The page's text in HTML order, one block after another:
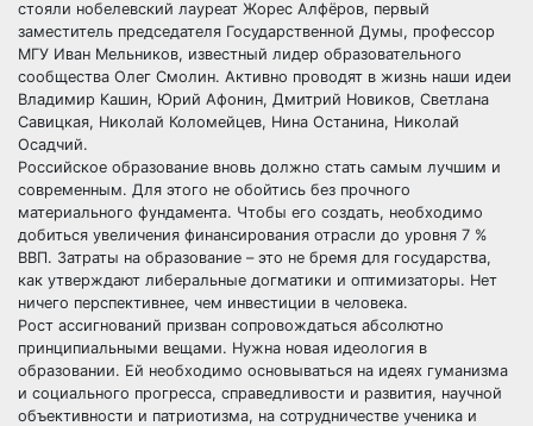
стояли нобелевский лауреат Жорес Алфёров, первый
заместитель председателя Государственной Думы, профессор
МГУ Иван Мельников, известный лидер образовательного
сообщества Олег Смолин. Активно проводят в жизнь наши идеи
Владимир Кашин, Юрий Афонин, Дмитрий Новиков, Светлана
Савицкая, Николай Коломейцев, Нина Останина, Николай
Осадчий.
Российское образование вновь должно стать самым лучшим и
современным. Для этого не обойтись без прочного
материального фундамента. Чтобы его создать, необходимо
добиться увеличения финансирования отрасли до уровня 7 %
ВВП. Затраты на образование – это не бремя для государства,
как утверждают либеральные догматики и оптимизаторы. Нет
ничего перспективнее, чем инвестиции в человека.
Рост ассигнований призван сопровождаться абсолютно
принципиальными вещами. Нужна новая идеология в
образовании. Ей необходимо основываться на идеях гуманизма
и социального прогресса, справедливости и развития, научной
объективности и патриотизма, на сотрудничестве ученика и